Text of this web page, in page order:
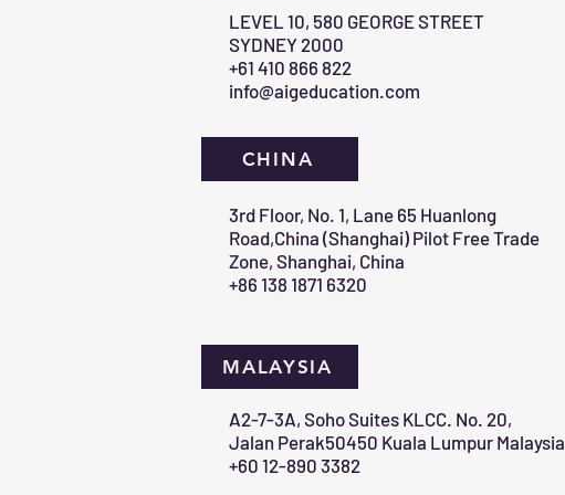
​LEVEL 10, 580 GEORGE STREET
SYDNEY 2000​
+61 410 866 822
info@aigeducation.com
3rd Floor, No. 1, Lane 65 Huanlong
Road,China (Shanghai) Pilot Free Trade
Zone, Shanghai, China
+86 138 1871 6320
A2-7-3A, Soho Suites KLCC. No. 20,
Jalan Perak50450 Kuala Lumpur Malaysia
+60 12-890 3382
MALAYSIA
CHINA